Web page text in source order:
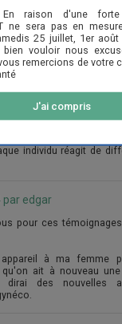
vous le Gyneffik ?
par zephyrine
le Keat Pro comme
entendu beaucoup de
je suis assez contente
individu réagit de
par edgar
pour ces
à ma femme
ait à nouveau
dirai des nouvelles
En raison d'une
ne sera pas en
25 juillet, 1er
vouloir nous
remercions de votre
J'ai compris